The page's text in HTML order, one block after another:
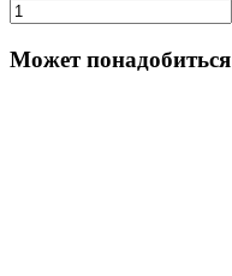
Может понадобиться